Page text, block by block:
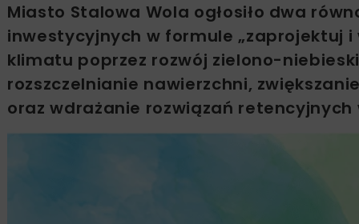
Miasto Stalowa Wola ogłosiło dwa
inwestycyjnych w formule „zaprojektuj
klimatu poprzez rozwój zielono-
rozszczelnianie nawierzchni,
oraz wdrażanie rozwiązań